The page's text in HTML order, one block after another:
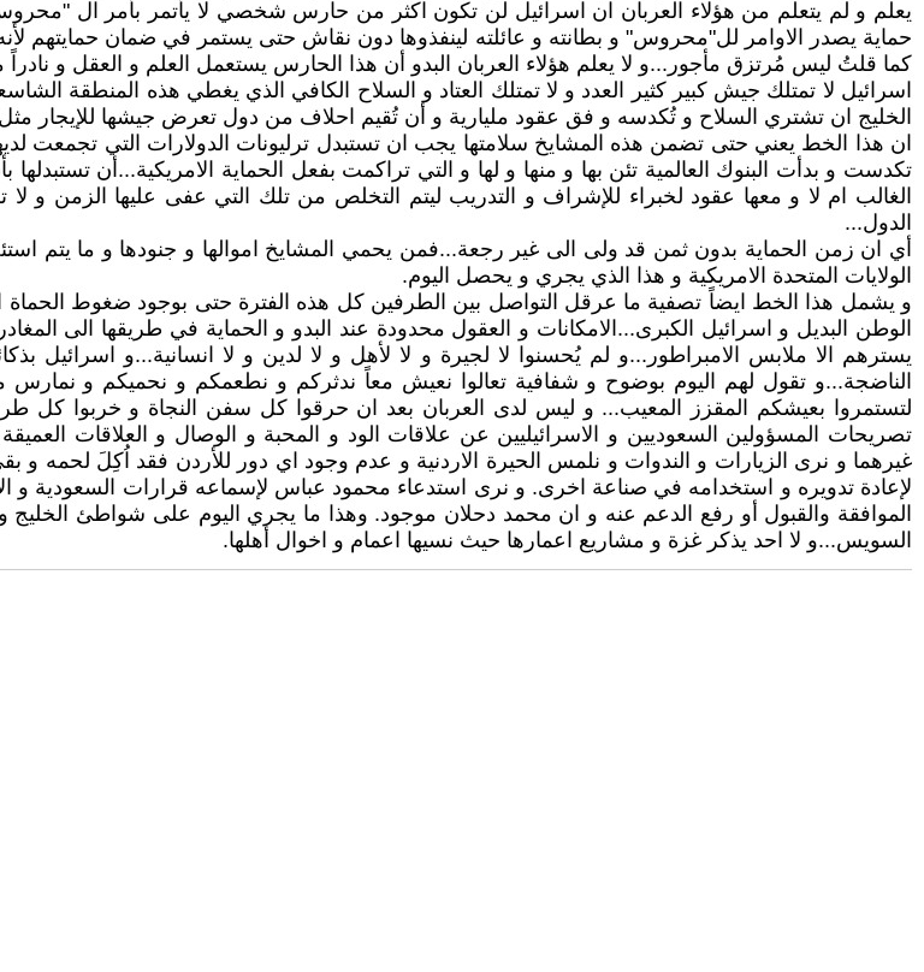
يعلم و لم يتعلم من هؤلاء العربان ان اسرائيل لن تكون اكثر من حارس شخصي لا يأتمر بأمر ال
حماية يصدر الاوامر لل"محروس" و بطانته و عائلته لينفذوها دون نقاش حتى يستمر في ضمان
كما قلتُ ليس مُرتزق مأجور...و لا يعلم هؤلاء العربان البدو أن هذا الحارس يستعمل العلم و العقل و
اسرائيل لا تمتلك جيش كبير كثير العدد و لا تمتلك العتاد و السلاح الكافي الذي يغطي هذه
الخليج ان تشتري السلاح و تُكدسه و فق عقود مليارية و أن تُقيم احلاف من دول تعرض جيشها للإيجار
ان هذا الخط يعني حتى تضمن هذه المشايخ سلامتها يجب ان تستبدل ترليونات الدولارات التي تجمعت
تكدست و بدأت البنوك العالمية تئن بها و منها و لها و التي تراكمت بفعل الحماية الامريكية...أن
الغالب ام لا و معها عقود لخبراء للإشراف و التدريب ليتم التخلص من تلك التي عفى عليها الزمن و
الدول...
أي ان زمن الحماية بدون ثمن قد ولى الى غير رجعة...فمن يحمي المشايخ اموالها و جنودها و ما يتم
الولايات المتحدة الامريكية و هذا الذي يجري و يحصل اليوم.
و يشمل هذا الخط ايضاً تصفية ما عرقل التواصل بين الطرفين كل هذه الفترة حتى بوجود ضغوط الحماة اي
الوطن البديل و اسرائيل الكبرى...الامكانات و العقول محدودة عند البدو و الحماية في طريقها الى
يسترهم الا ملابس الامبراطور...و لم يُحسنوا لا لجيرة و لا لأهل و لا لدين و لا انسانية...و اسرائيل
الناضجة...و تقول لهم اليوم بوضوح و شفافية تعالوا نعيش معاً ندثركم و نطعمكم و نحميكم و
لتستمروا بعيشكم المقزز المعيب... و ليس لدى العربان بعد ان حرقوا كل سفن النجاة و خربوا كل طرق
تصريحات المسؤولين السعوديين و الاسرائيليين عن علاقات الود و المحبة و الوصال و العلاقات
غيرهما و نرى الزيارات و الندوات و نلمس الحيرة الاردنية و عدم وجود اي دور للأردن فقد اُكِلَ لحمه و
لإعادة تدويره و استخدامه في صناعة اخرى. و نرى استدعاء محمود عباس لإسماعه قرارات السعودية و
الموافقة والقبول أو رفع الدعم عنه و ان محمد دحلان موجود. وهذا ما يجري اليوم على شواطئ
السويس...و لا احد يذكر غزة و مشاريع اعمارها حيث نسيها اعمام و اخوال أهلها.